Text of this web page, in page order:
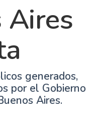
Aires
generados,
por el Gobierno
Aires.